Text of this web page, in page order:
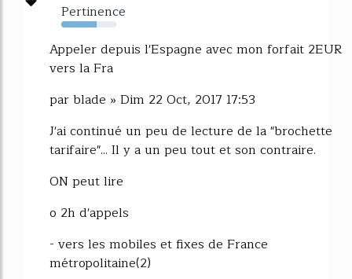
Pertinence
64%
Appeler depuis l'Espagne avec mon forfait 2EUR
vers la Fra
par blade » Dim 22 Oct, 2017 17:53
J'ai continué un peu de lecture de la "brochette
tarifaire"... Il y a un peu tout et son contraire.
ON peut lire
o 2h d'appels
- vers les mobiles et fixes de France
métropolitaine(2)